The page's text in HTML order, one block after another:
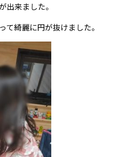
出来ました。
て綺麗に円が抜けました。